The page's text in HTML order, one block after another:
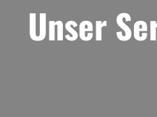
Unser